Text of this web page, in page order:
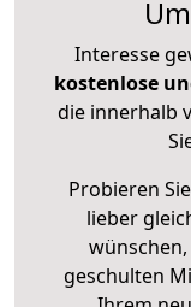
Interesse
kostenlose
die innerhalb
Probieren
lieber
geschulten